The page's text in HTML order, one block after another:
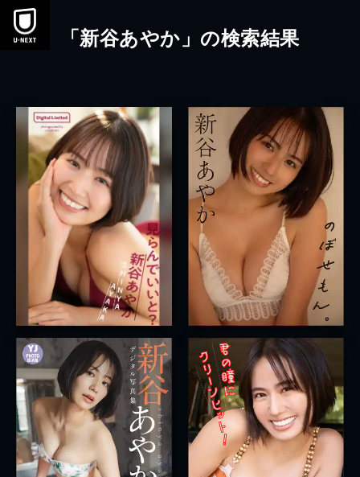
本文へスキップ
「新谷あやか」の検索結果